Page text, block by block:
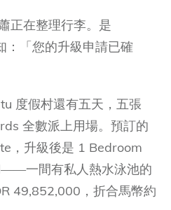
懂這四條規則
部晚數
實際操作步驟
的核心學問：選酒店的五
正在整理行李。是
「您的升級申請已確
度假村還有五天，五張
全數派上用場。預訂的
，升級後是 1 Bedroom
一間有私人熱水泳池的
49,852,000，折合馬幣約